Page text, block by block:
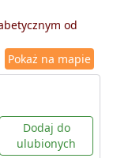
od
Pokaż na mapie
Dodaj do
ulubionych